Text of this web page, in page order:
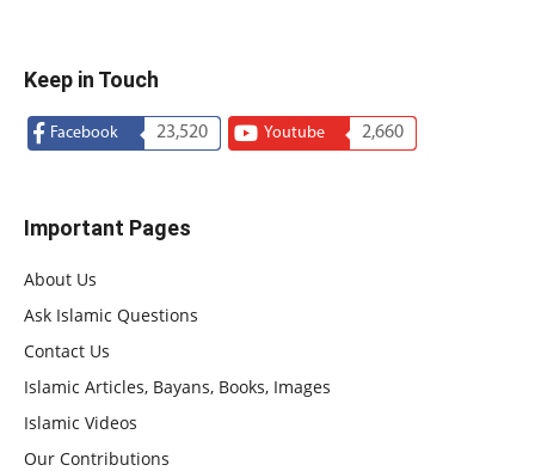
Keep in Touch
Facebook 23,520 Youtube 2,660
Important Pages
About Us
Ask Islamic Questions
Contact Us
Islamic Articles, Bayans, Books, Images
Islamic Videos
Our Contributions